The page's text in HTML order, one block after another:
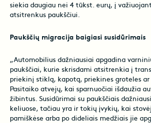
siekia daugiau nei 4 tūkst. eurų, į
atsitrenkus paukščiui.
Paukščių migracija baigiasi susidūrimais
„Automobilius dažniausiai apgadina
paukščiai, kurie skrisdami atsitrenkia į
priekinį stiklą, kapotą, priekines groteles ar
Pasitaiko atvejų, kai sparnuočiai išdaužia
žibintus. Susidūrimai su paukščiais
keliuose, tačiau yra ir tokių įvykių, kai
pamiškėse arba po dideliais medžiais jie